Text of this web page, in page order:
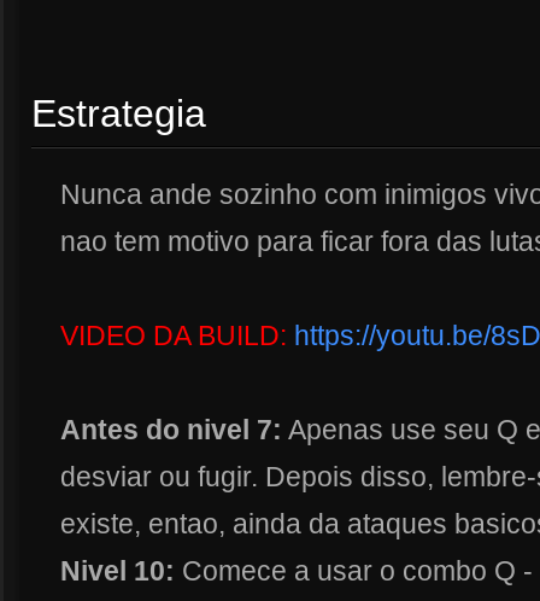
Estrategia
Nunca ande sozinho com inimigos
nao tem motivo para ficar fora das
VIDEO DA BUILD: https://youtu.be/
Antes do nivel 7: Apenas use seu Q
desviar ou fugir. Depois disso,
existe, entao, ainda da ataques
Nivel 10: Comece a usar o combo Q